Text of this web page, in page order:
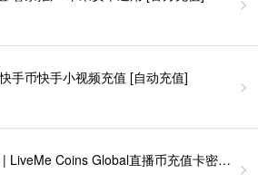
快手充值 快币快手币快手小视频充值 [自动充值]
LiveMe Coins Global直播币充值卡密 [自动